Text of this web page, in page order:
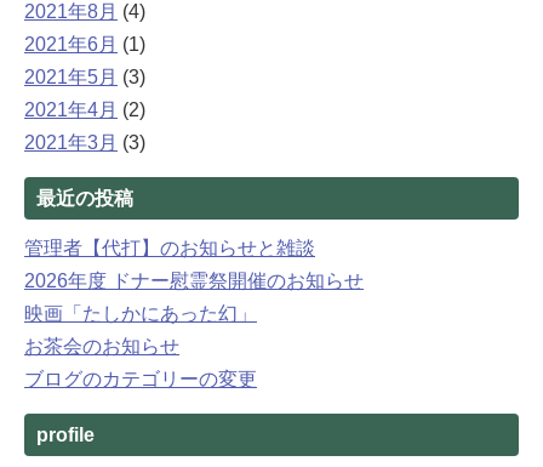
2021年8月 (4)
2021年6月 (1)
2021年5月 (3)
2021年4月 (2)
2021年3月 (3)
最近の投稿
管理者【代打】のお知らせと雑談
2026年度 ドナー慰霊祭開催のお知らせ
映画「たしかにあった幻」
お茶会のお知らせ
ブログのカテゴリーの変更
profile